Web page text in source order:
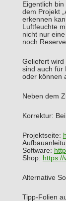
Eigentlich
dem Projekt
erkennen
Luftfeuchte
nicht nur
noch
Geliefert wird
sind auch für
oder können
Neben dem
Korrektur:
Projektseite:
Software:
Shop:
Alternative
Tipp-Folien